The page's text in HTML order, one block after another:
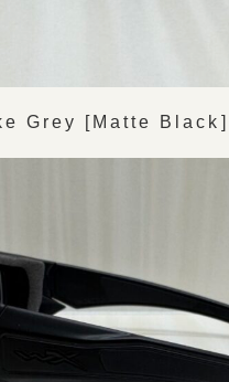
Grey [Matte Black]